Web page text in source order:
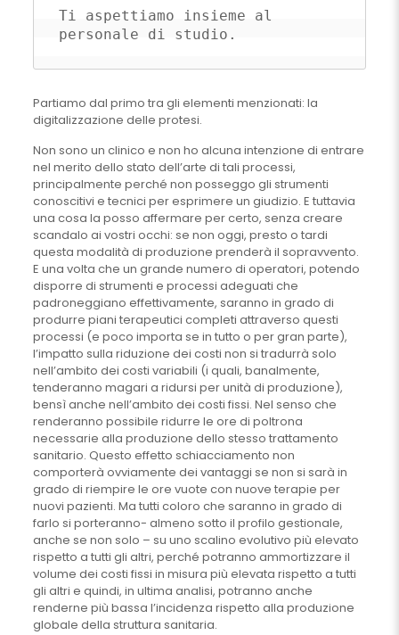
Ti aspettiamo insieme al
personale di studio.
Partiamo dal primo tra gli elementi menzionati: la
digitalizzazione delle protesi.
Non sono un clinico e non ho alcuna intenzione di entrare
nel merito dello stato dell’arte di tali processi,
principalmente perché non posseggo gli strumenti
conoscitivi e tecnici per esprimere un giudizio. E tuttavia
una cosa la posso affermare per certo, senza creare
scandalo ai vostri occhi: se non oggi, presto o tardi
questa modalità di produzione prenderà il sopravvento.
E una volta che un grande numero di operatori, potendo
disporre di strumenti e processi adeguati che
padroneggiano effettivamente, saranno in grado di
produrre piani terapeutici completi attraverso questi
processi (e poco importa se in tutto o per gran parte),
l’impatto sulla riduzione dei costi non si tradurrà solo
nell’ambito dei costi variabili (i quali, banalmente,
tenderanno magari a ridursi per unità di produzione),
bensì anche nell’ambito dei costi fissi. Nel senso che
renderanno possibile ridurre le ore di poltrona
necessarie alla produzione dello stesso trattamento
sanitario. Questo effetto schiacciamento non
comporterà ovviamente dei vantaggi se non si sarà in
grado di riempire le ore vuote con nuove terapie per
nuovi pazienti. Ma tutti coloro che saranno in grado di
farlo si porteranno- almeno sotto il profilo gestionale,
anche se non solo – su uno scalino evolutivo più elevato
rispetto a tutti gli altri, perché potranno ammortizzare il
volume dei costi fissi in misura più elevata rispetto a tutti
gli altri e quindi, in ultima analisi, potranno anche
renderne più bassa l’incidenza rispetto alla produzione
globale della struttura sanitaria.